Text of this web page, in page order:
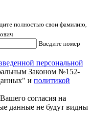
полностью свои фамилию,
Введите номер
персональной
Законом №152-
и политикой
согласия на
данные не будут видны